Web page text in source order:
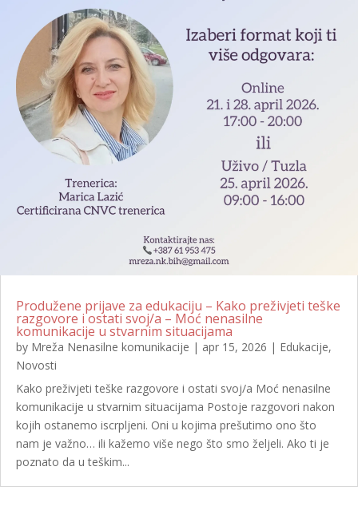
Produžene prijave za edukaciju – Kako preživjeti teške
razgovore i ostati svoj/a – Moć nenasilne
komunikacije u stvarnim situacijama
by Mreža Nenasilne komunikacije | apr 15, 2026 | Edukacije,
Novosti
Kako preživjeti teške razgovore i ostati svoj/a Moć nenasilne
komunikacije u stvarnim situacijama Postoje razgovori nakon
kojih ostanemo iscrpljeni. Oni u kojima prešutimo ono što
nam je važno… ili kažemo više nego što smo željeli. Ako ti je
poznato da u teškim...